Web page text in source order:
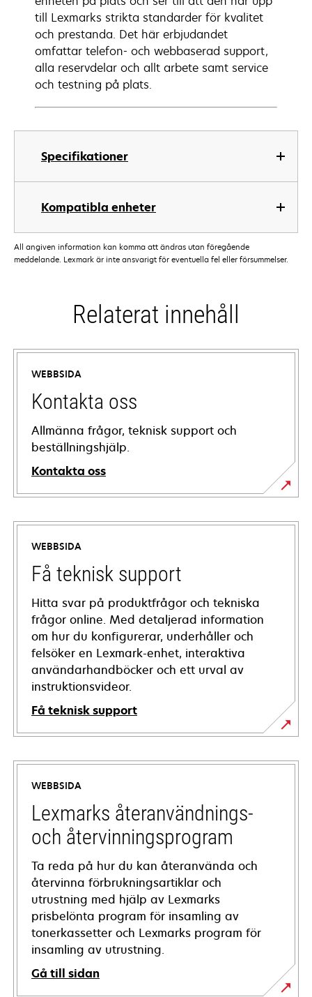
Specifikationer
Kompatibla enheter
till Lexmarks strikta standarder för kvalitet
och prestanda. Det här erbjudandet
omfattar telefon- och webbaserad support,
alla reservdelar och allt arbete samt service
och testning på plats.
All angiven information kan komma att ändras utan föregående
meddelande. Lexmark är inte ansvarigt för eventuella fel eller försummelser.
Relaterat innehåll
WEBBSIDA
Kontakta oss
Allmänna frågor, teknisk support och
beställningshjälp.
Kontakta oss
WEBBSIDA
Få teknisk support
Hitta svar på produktfrågor och tekniska
frågor online. Med detaljerad information
om hur du konfigurerar, underhåller och
felsöker en Lexmark-enhet, interaktiva
användarhandböcker och ett urval av
instruktionsvideor.
Få teknisk support
opens
in
new
tab
WEBBSIDA
Lexmarks återanvändnings-
och återvinningsprogram
Ta reda på hur du kan återanvända och
återvinna förbrukningsartiklar och
utrustning med hjälp av Lexmarks
prisbelönta program för insamling av
tonerkassetter och Lexmarks program för
insamling av utrustning.
Gå till sidan